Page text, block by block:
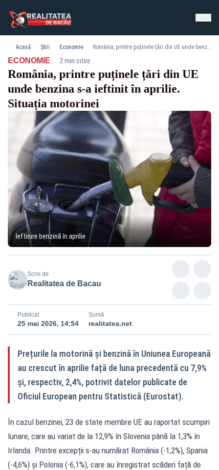
Acasă Știri Economie România, printre puținele țări din UE unde benzina s-a ieftinit în aprilie. Situația motorinei
ECONOMIE· 2 min citire
România, printre puținele țări din UE
unde benzina s-a ieftinit în aprilie.
Situația motorinei
Ieftinire benzină în aprilie
Scris de
Realitatea de Bacau
Publicat
25 mai 2026, 14:54
Sursă
realitatea.net
Prețurile la motorină și benzină în Uniunea Europeană
au crescut în aprilie față de luna precedentă cu 7,9%
și, respectiv, 2,4%, potrivit datelor publicate de
Oficiul European pentru Statistică (Eurostat).
În cazul benzinei, 23 de state membre UE au raportat scumpiri
lunare, care au variat de la 12,9% în Slovenia până la 1,3% în
Irlanda. Printre excepții s-au numărat România (-1,2%), Spania
(-4,6%) și Polonia (-6,1%), care au înregistrat scăderi față de